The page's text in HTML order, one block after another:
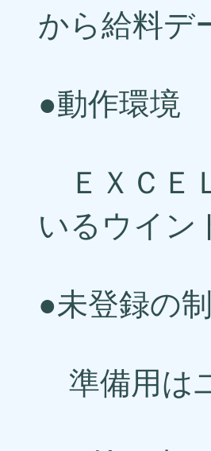
から給料デ
●動作環境
ＥＸＣＥ
いるウイン
●未登録の
準備用は